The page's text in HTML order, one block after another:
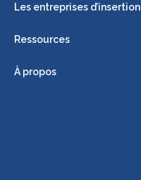
Les entreprises d’insertion
Ressources
À propos